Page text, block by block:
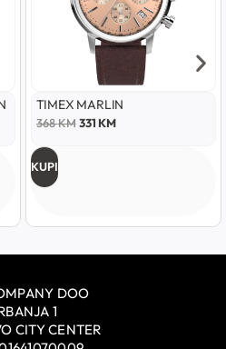
TIMEX MARLIN
368KM 331KM
KUPI
DOO
1
CITY CENTER